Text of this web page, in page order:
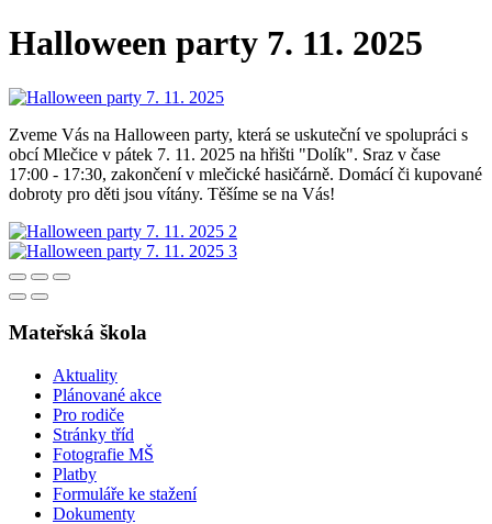
Halloween party 7. 11. 2025
Zveme Vás na Halloween party, která se uskuteční ve spolupráci s
obcí Mlečice v pátek 7. 11. 2025 na hřišti "Dolík". Sraz v čase
17:00 - 17:30, zakončení v mlečické hasičárně. Domácí či kupované
dobroty pro děti jsou vítány. Těšíme se na Vás!
Mateřská škola
Aktuality
Plánované akce
Pro rodiče
Stránky tříd
Fotografie MŠ
Platby
Formuláře ke stažení
Dokumenty